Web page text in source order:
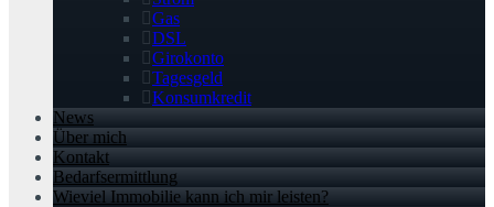
Gas
DSL
Girokonto
Tagesgeld
Konsumkredit
News
Über mich
Kontakt
Bedarfsermittlung
Wieviel Immobilie kann ich mir leisten?